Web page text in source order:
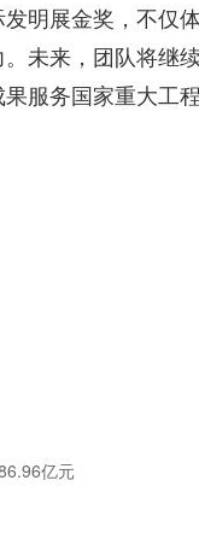
明展金奖，不仅
未来，团队将继
服务国家重大工
亿元